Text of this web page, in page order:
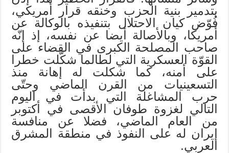
بتدمير بنية الحزب وخنقه قرار أمريكي،
فُوّض كيان الاحتلال بتنفيذه بالوكالة عن
أمريكا، وبالأصالة أيضا عن نفسه، إذ إنّه
صاحب المصلحة الكبرى في القضاء على
القوّة العسكرية التي لطالما شكّلت خطرا
على أمنه، كما شكلت له إهانة منذ
التسعينيات من القرن الماضي وحتّى
حرب المشاغلة التي بدأت في اليوم
التالي لغزوة طوفان الأقصى في أكتوبر
من العام الماضي، فضلا عن منافسة
إيران له على النفوذ في منطقة المشرق
العربي.